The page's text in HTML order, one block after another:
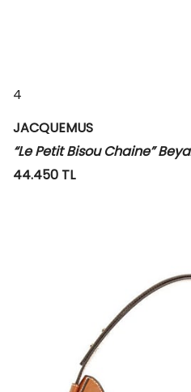
4
JACQUEMUS
“Le Petit Bisou Chaine”
44.450 TL